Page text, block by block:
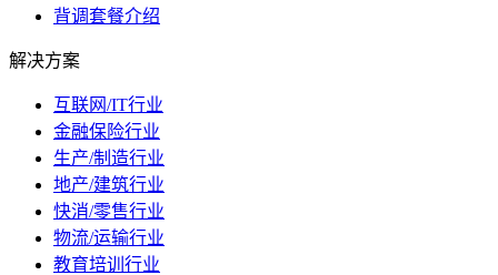
背调套餐介绍
解决方案
互联网/IT行业
金融保险行业
生产/制造行业
地产/建筑行业
快消/零售行业
物流/运输行业
教育培训行业